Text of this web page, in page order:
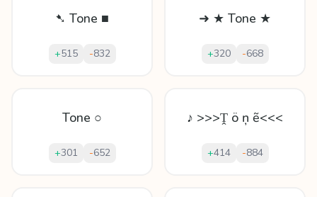
➷ Tone ■
+515 -832
➜ ★ Tone ★
+320 -668
Tone ○
+301 -652
♪ >>>Ṱ ö ņ ẽ<<<
+414 -884